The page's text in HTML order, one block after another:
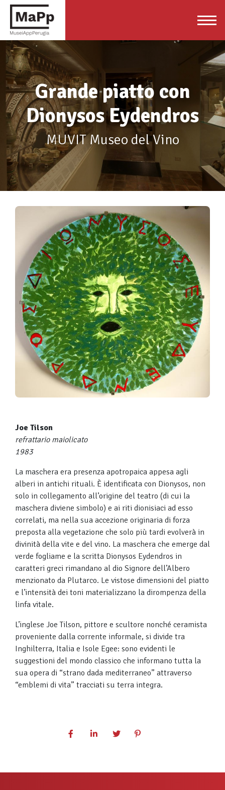
Grande piatto con
Dionysos Eydendros
MUVIT Museo del Vino
Joe Tilson
refrattario maiolicato
1983
La maschera era presenza apotropaica appesa agli
alberi in antichi rituali. È identificata con Dionysos, non
solo in collegamento all’origine del teatro (di cui la
maschera diviene simbolo) e ai riti dionisiaci ad esso
correlati, ma nella sua accezione originaria di forza
preposta alla vegetazione che solo più tardi evolverà in
divinità della vite e del vino. La maschera che emerge dal
verde fogliame e la scritta Dionysos Eydendros in
caratteri greci rimandano al dio Signore dell’Albero
menzionato da Plutarco. Le vistose dimensioni del piatto
e l’intensità dei toni materializzano la dirompenza della
linfa vitale.
L’inglese Joe Tilson, pittore e scultore nonché ceramista
proveniente dalla corrente informale, si divide tra
Inghilterra, Italia e Isole Egee: sono evidenti le
suggestioni del mondo classico che informano tutta la
sua opera di “strano dada mediterraneo” attraverso
“emblemi di vita” tracciati su terra integra.